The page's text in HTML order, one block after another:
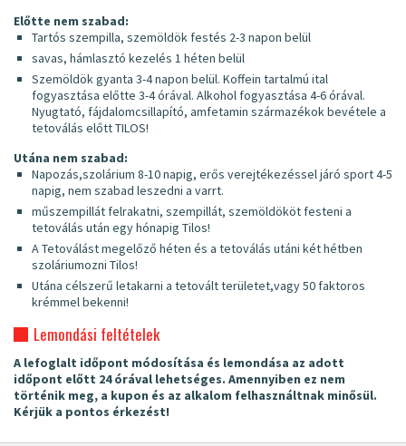
Előtte nem szabad:
Tartós szempilla, szemöldök festés 2-3 napon belül
savas, hámlasztó kezelés 1 héten belül
Szemöldök gyanta 3-4 napon belül. Koffein tartalmú ital
fogyasztása előtte 3-4 órával. Alkohol fogyasztása 4-6 órával.
Nyugtató, fájdalomcsillapító, amfetamin származékok bevétele a
tetoválás előtt TILOS!
Utána nem szabad:
Napozás,szolárium 8-10 napig, erős verejtékezéssel járó sport 4-5
napig, nem szabad leszedni a varrt.
műszempillát felrakatni, szempillát, szemöldököt festeni a
tetoválás után egy hónapig Tilos!
A Tetoválást megelőző héten és a tetoválás utáni két hétben
szoláriumozni Tilos!
Utána célszerű letakarni a tetovált területet,vagy 50 faktoros
krémmel bekenni!
Lemondási feltételek
A lefoglalt időpont módosítása és lemondása az adott
időpont előtt 24 órával lehetséges. Amennyiben ez nem
történik meg, a kupon és az alkalom felhasználtnak minősül.
Kérjük a pontos érkezést!